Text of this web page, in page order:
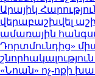
Արայիկ
վերաբաշխվել
ամառային
Դորտմունդից»
«Նոան» ոչ-ոքի